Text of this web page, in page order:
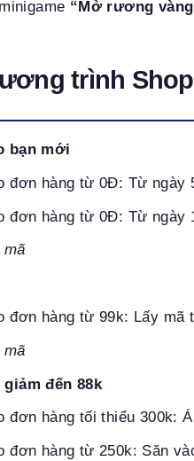
“Mở rương
trình
bạn mới
đơn hàng từ 0Đ: Từ ngày
đơn hàng từ 0Đ: Từ ngày
đơn hàng từ 99k: Lấy mã
đến 88k
đơn hàng tối thiểu 300k:
đơn hàng từ 250k: Săn